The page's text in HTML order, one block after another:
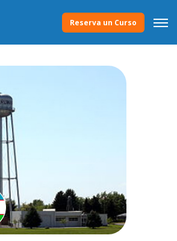
Reserva un Curso